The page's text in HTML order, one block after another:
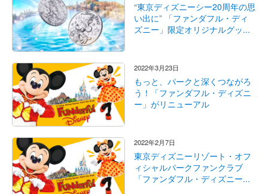
“東京ディズニーシー20周年の思
い出に” 「ファンダフル・ディ
ズニー」限定オリジナルグッ...
2022年3月23日
もっと、パークと深くつながろ
う！「ファンダフル・ディズニ
ー」がリニューアル
2022年2月7日
東京ディズニーリゾート・オフ
ィシャルパークファンクラブ
「ファンダフル・ディズニー...